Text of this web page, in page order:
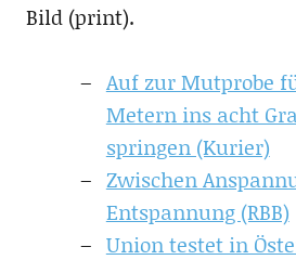
Bild (print).
Auf zur Mutprobe
Metern ins acht
springen (Kurier)
Zwischen
Entspannung (RBB)
Union testet in